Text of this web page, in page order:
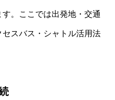
。ここでは出発地・交通
スバス・シャトル活用法